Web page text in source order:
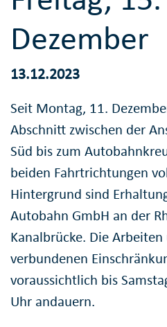
Dezember
13.12.2023
Seit Montag, 11.
Abschnitt zwischen der
Süd bis zum
beiden Fahrtrichtungen
Hintergrund sind
Autobahn GmbH an der
Kanalbrücke. Die
verbundenen
voraussichtlich bis
Uhr andauern.